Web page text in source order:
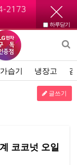
하루닫기
습기 냉장고
글쓰기
코코넛 오일